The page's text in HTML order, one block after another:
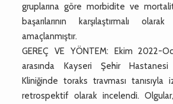
gruplarına göre morbidite ve
başarılarının karşılaştırmalı
amaçlanmıştır.
GEREÇ VE YÖNTEM: Ekim 2022-
arasında Kayseri Şehir
Kliniğinde toraks travması
retrospektif olarak incelendi.